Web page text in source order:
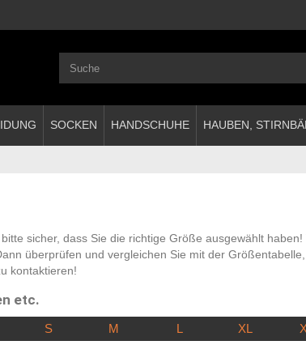
SOCKEN HANDSCHUHE HAUBEN,
sicher, dass Sie die richtige Größe ausgewählt
überprüfen und vergleichen Sie mit der
kontaktieren!
etc.
S M L XL